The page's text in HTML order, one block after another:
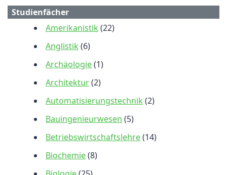
Studienfächer
Amerikanistik (22)
Anglistik (6)
Archäologie(1)
Architektur(2)
Automatisierungstechnik (2)
Bauingenieurwesen (5)
Betriebswirtschaftslehre(14)
Biochemie(8)